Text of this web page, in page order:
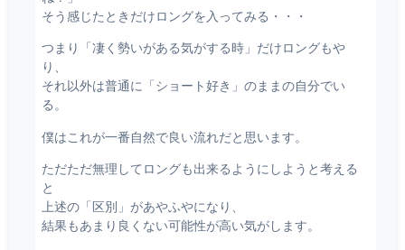
そう感じたときだけロングを入ってみる・・・
つまり「凄く勢いがある気がする時」だけロングもや
り、
それ以外は普通に「ショート好き」のままの自分でい
る。
僕はこれが一番自然で良い流れだと思います。
ただただ無理してロングも出来るようにしようと考える
と
上述の「区別」があやふやになり、
結果もあまり良くない可能性が高い気がします。